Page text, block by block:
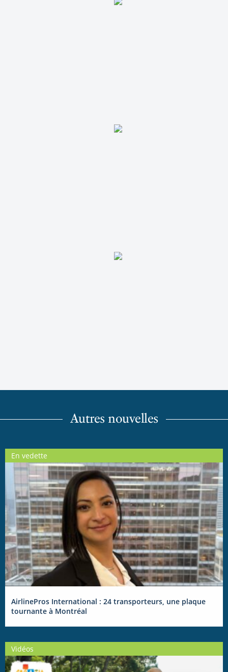
Autres nouvelles
En vedette
AirlinePros International : 24 transporteurs, une plaque
tournante à Montréal
Vidéos